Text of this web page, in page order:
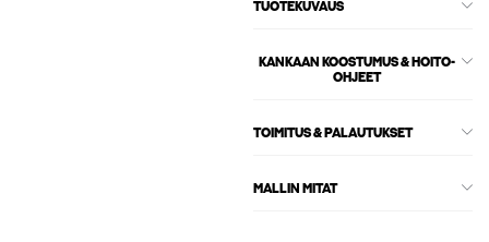
TUOTEKUVAUS
KANKAAN KOOSTUMUS & HOITO-
OHJEET
TOIMITUS & PALAUTUKSET
MALLIN MITAT